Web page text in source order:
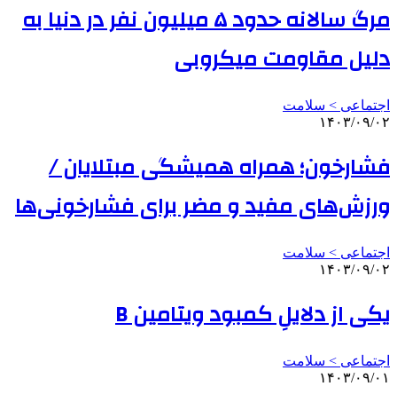
مرگ سالانه حدود ۵ میلیون نفر در دنیا به
دلیل مقاومت میکروبی
اجتماعی > سلامت
۱۴۰۳/۰۹/۰۲
فشارخون؛ همراه همیشگی مبتلایان /
ورزش‌های مفید و مضر برای فشارخونی‌ها
اجتماعی > سلامت
۱۴۰۳/۰۹/۰۲
یکی از دلایلِ کمبود ویتامین B
اجتماعی > سلامت
۱۴۰۳/۰۹/۰۱